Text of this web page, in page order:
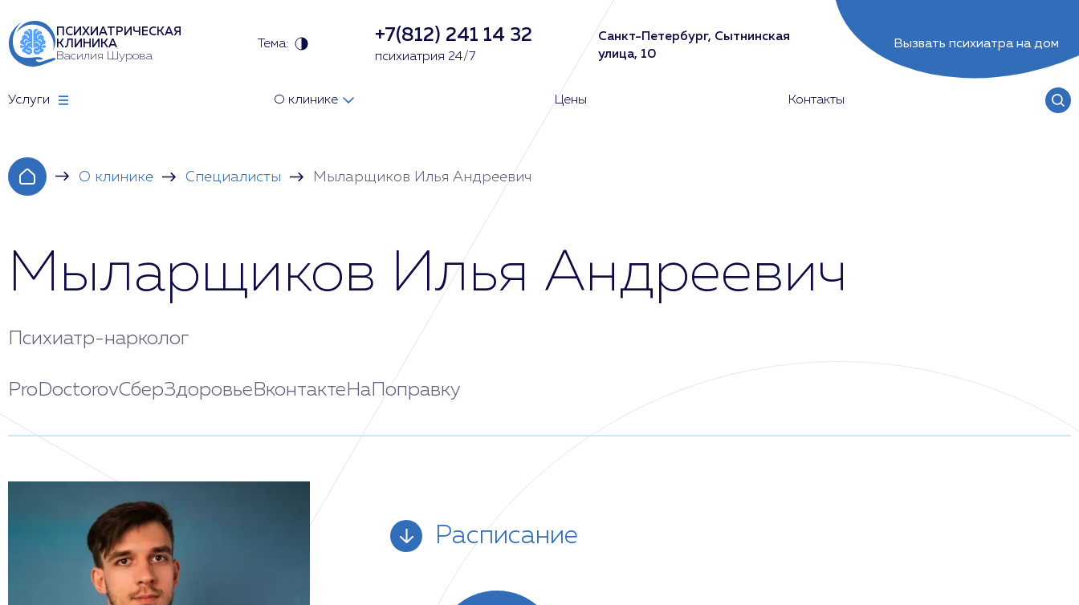
ПСИХИАТРИЧЕСКАЯ
КЛИНИКА
Василия Шурова
Тема: +7(812) 241 14 32
психиатрия 24/7
Санкт-Петербург, Сытнинская
улица, 10
Вызвать психиатра на дом
Услуги О клинике Цены Контакты
О клинике Специалисты Мыларщиков Илья Андреевич
Мыларщиков Илья Андреевич
Психиатр-нарколог
ProDoctorovСберЗдоровье Вконтакте НаПоправку
Расписание